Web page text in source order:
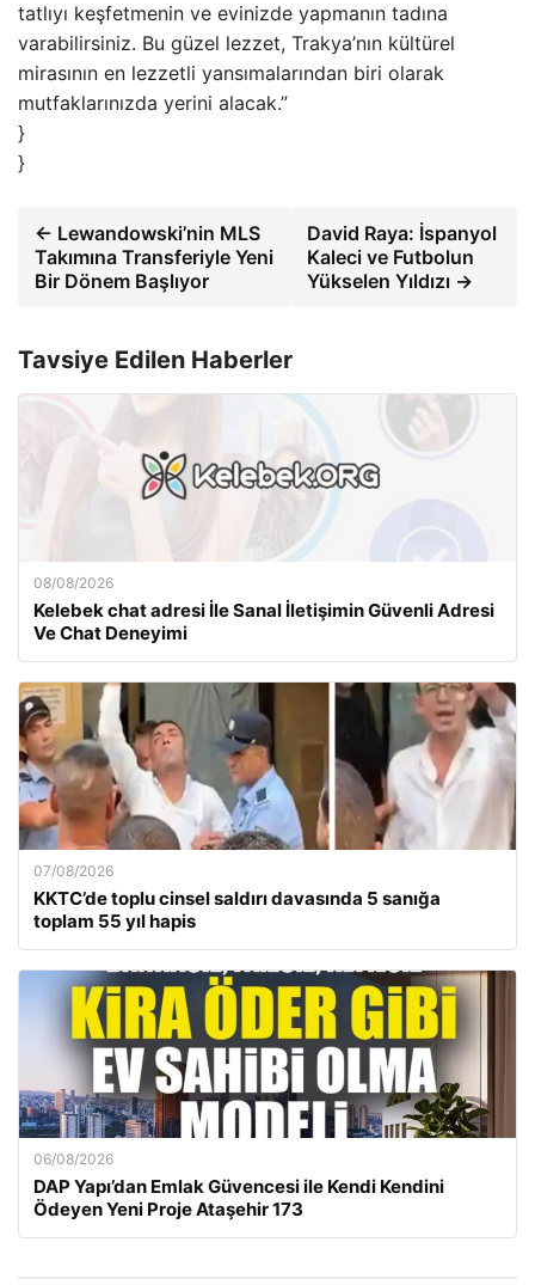
tatlıyı keşfetmenin ve evinizde yapmanın tadına
varabilirsiniz. Bu güzel lezzet, Trakya’nın kültürel
mirasının en lezzetli yansımalarından biri olarak
mutfaklarınızda yerini alacak.”
}
}
← Lewandowski’nin MLS
Takımına Transferiyle Yeni
Bir Dönem Başlıyor
David Raya: İspanyol
Kaleci ve Futbolun
Yükselen Yıldızı →
Tavsiye Edilen Haberler
08/08/2026
Kelebek chat adresi İle Sanal İletişimin Güvenli Adresi
Ve Chat Deneyimi
07/08/2026
KKTC’de toplu cinsel saldırı davasında 5 sanığa
toplam 55 yıl hapis
06/08/2026
DAP Yapı’dan Emlak Güvencesi ile Kendi Kendini
Ödeyen Yeni Proje Ataşehir 173